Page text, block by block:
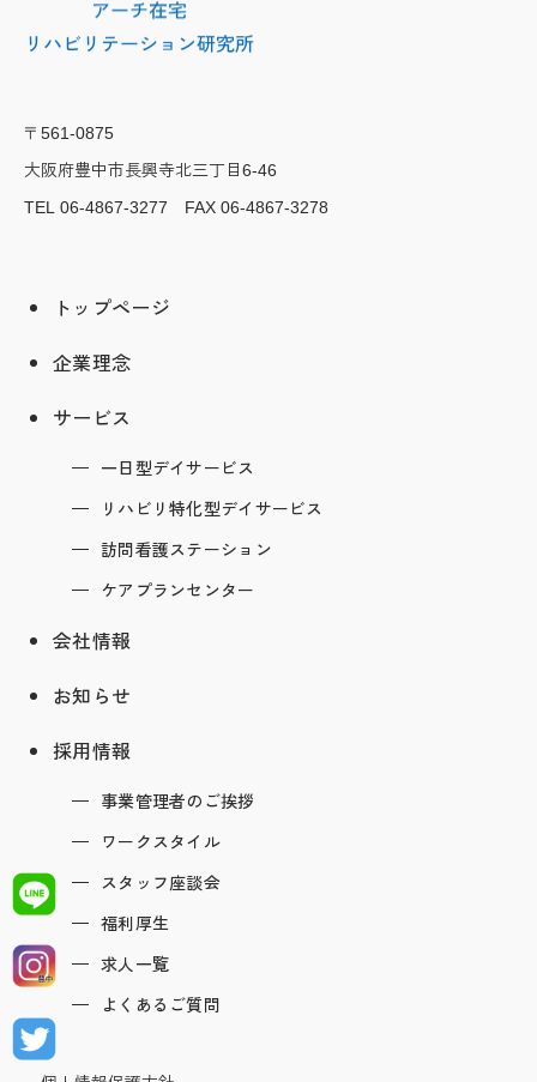
〒561-0875
大阪府豊中市長興寺北三丁目6-46
TEL 06-4867-3277 FAX 06-4867-3278
トップページ
企業理念
サービス
一日型デイサービス
リハビリ特化型デイサービス
訪問看護ステーション
ケアプランセンター
会社情報
お知らせ
採用情報
事業管理者のご挨拶
ワークスタイル
スタッフ座談会
福利厚生
求人一覧
よくあるご質問